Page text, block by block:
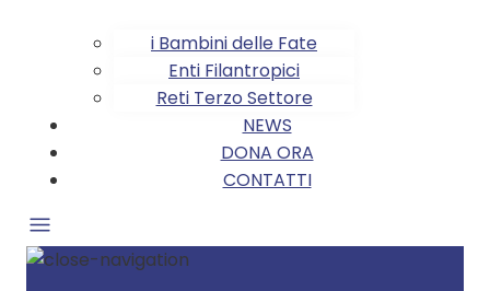
i Bambini delle Fate
Enti Filantropici
Reti Terzo Settore
NEWS
DONA ORA
CONTATTI